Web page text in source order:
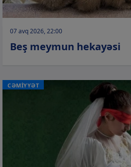
07 avq 2026, 22:00
Beş meymun hekayəsi
CƏMİYYƏT